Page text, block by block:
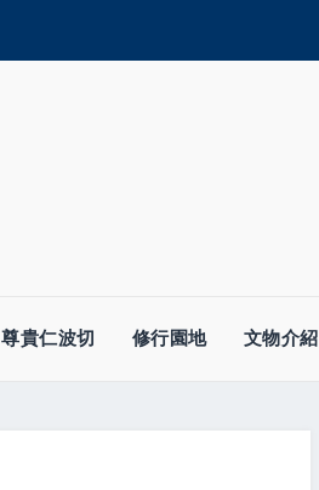
尊貴仁波切 修行園地 文物介紹